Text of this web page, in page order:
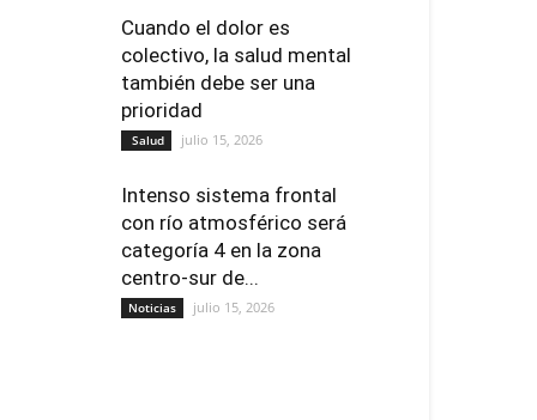
Cuando el dolor es
colectivo, la salud mental
también debe ser una
prioridad
Salud julio 15, 2026
Intenso sistema frontal
con río atmosférico será
categoría 4 en la zona
centro-sur de...
Noticias julio 15, 2026